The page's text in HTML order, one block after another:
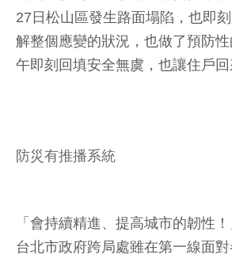
27日松山區發生路面塌陷，也即
解整個應變的狀況，也做了預防
午即刻回填安全無虞，也讓住戶回
防災有推播系統
「會持續精進、提高城市的韌性
台北市政府跨局處雖在第一線面